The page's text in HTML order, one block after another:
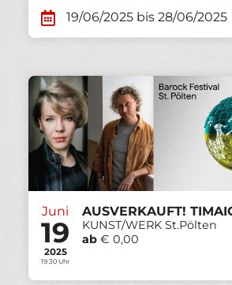
19/06/2025 bis 28/06/2025
Juni
19
2025
19:30 Uhr
AUSVERKAUFT!
KUNST/WERK St.Pölten
ab € 0,00